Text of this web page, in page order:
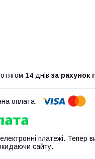
14 днів за рахунок
платежі. Тепер
сайту.